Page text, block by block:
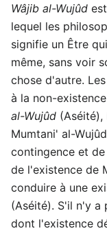
Wâjib al-Wujûd
lequel les
signifie un Être
même, sans voir
chose d'autre.
à la non-
al-Wujûd (Aséité),
Mumtani' al-
contingence et
de l'existence de
conduire à une
(Aséité). S'il n'y a
dont l'existence